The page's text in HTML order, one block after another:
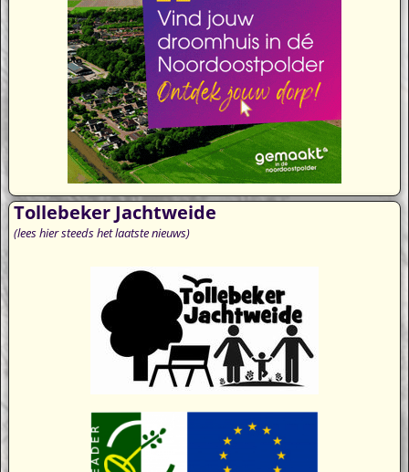
Tollebeker Jachtweide
(lees hier steeds het laatste nieuws)